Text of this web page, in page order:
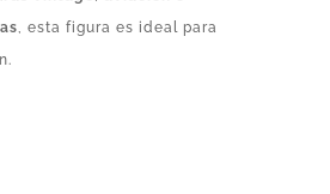
, esta figura es ideal para